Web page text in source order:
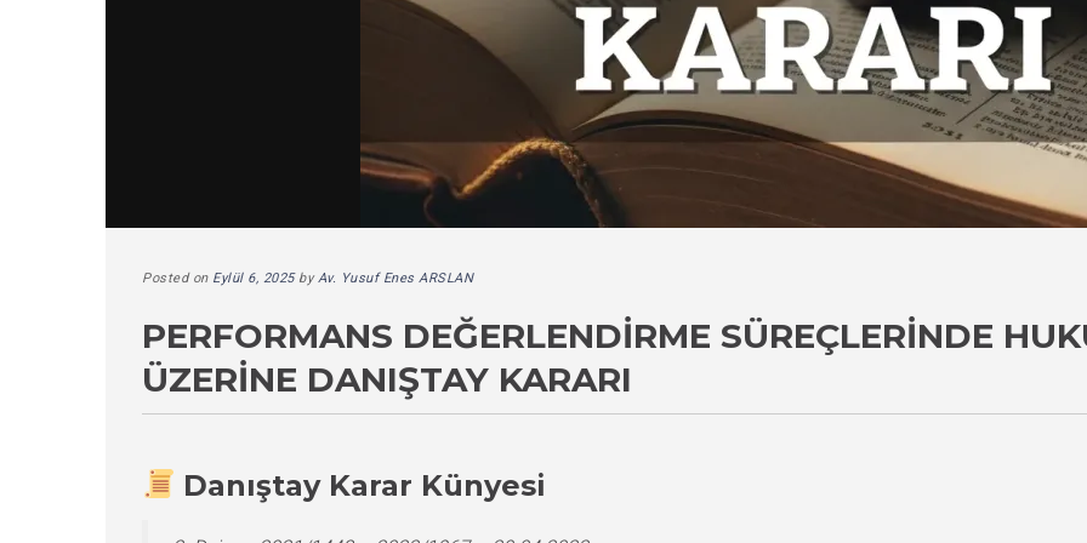
Posted on Eylül 6, 2025byAv. Yusuf Enes ARSLAN
PERFORMANS DEĞERLENDIRME SÜREÇLERINDE
ÜZERINE DANIŞTAY KARARI
Danıştay Karar Künyesi